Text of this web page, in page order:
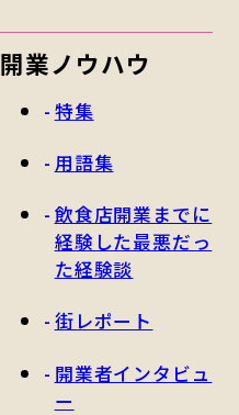
開業ノウハウ
特集
用語集
飲食店開業までに
経験した最悪だっ
た経験談
街レポート
開業者インタビュ
ー